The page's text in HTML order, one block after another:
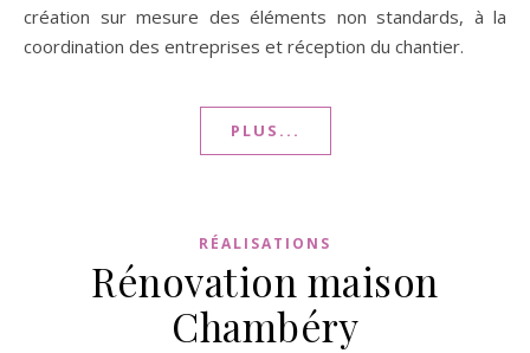
création sur mesure des éléments non standards, à la
coordination des entreprises et réception du chantier.
PLUS...
RÉALISATIONS
Rénovation maison
Chambéry